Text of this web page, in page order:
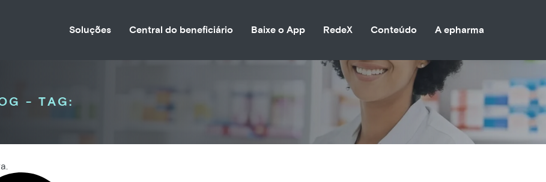
Soluções Central do beneficiário Baixe o App RedeX Conteúdo A epharma
- TAG: